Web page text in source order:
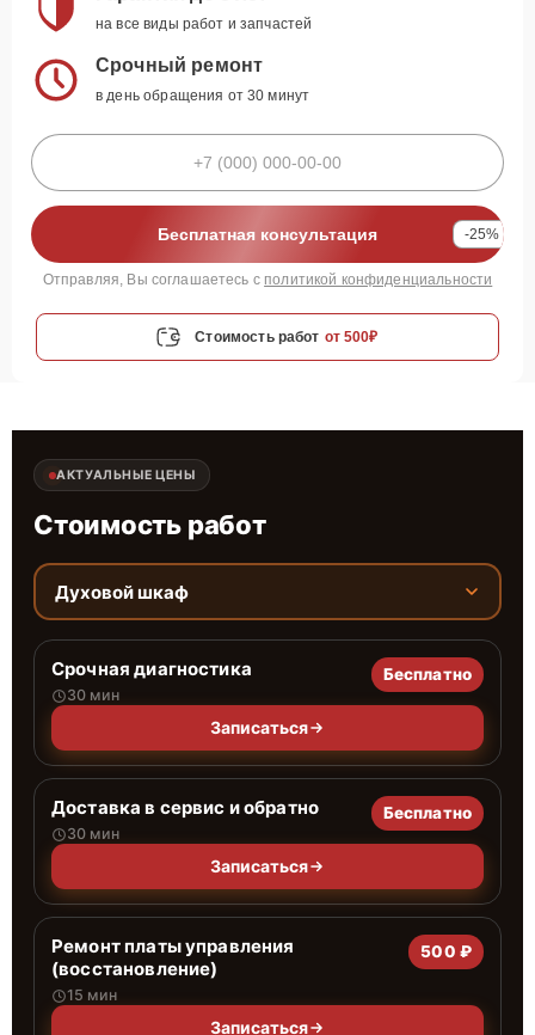
на все виды работ и запчастей
Срочный ремонт
в день обращения от 30 минут
Бесплатная консультация -25%
Отправляя, Вы соглашаетесь с политикой конфиденциальности
Стоимость работ от 500₽
АКТУАЛЬНЫЕ ЦЕНЫ
Стоимость работ
Духовой шкаф
Срочная диагностика
30 мин
Бесплатно
Записаться
Доставка в сервис и обратно
30 мин
Бесплатно
Записаться
Ремонт платы управления
(восстановление)
15 мин
500 ₽
Записаться